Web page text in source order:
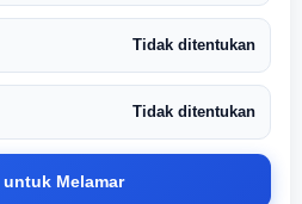
Tidak ditentukan
Tidak ditentukan
untuk Melamar